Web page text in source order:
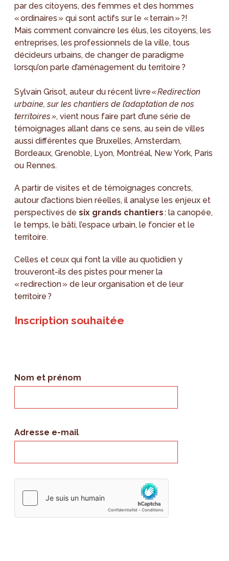
par des citoyens, des femmes et des hommes
« ordinaires » qui sont actifs sur le « terrain » ?!
Mais comment convaincre les élus, les citoyens, les
entreprises, les professionnels de la ville, tous
décideurs urbains, de changer de paradigme
lorsqu’on parle d’aménagement du territoire ?
Sylvain Grisot, auteur du récent livre« Redirection
urbaine, sur les chantiers de l’adaptation de nos
territoires », vient nous faire part d’une série de
témoignages allant dans ce sens, au sein de villes
aussi différentes que Bruxelles, Amsterdam,
Bordeaux, Grenoble, Lyon, Montréal, New York, Paris
ou Rennes.
A partir de visites et de témoignages concrets,
autour d’actions bien réelles, il analyse les enjeux et
perspectives desix grands chantiers: la canopée,
le temps, le bâti, l’espace urbain, le foncier et le
territoire.
Celles et ceux qui font la ville au quotidien y
trouveront-ils des pistes pour mener la
« redirection » de leur organisation et de leur
territoire ?
Inscription souhaitée
Nom et prénom
Adresse e-mail